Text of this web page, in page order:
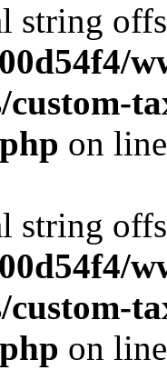
string
on
string
on